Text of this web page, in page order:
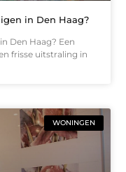
in Den Haag?
Den Haag? Een
frisse uitstraling in
WONINGEN